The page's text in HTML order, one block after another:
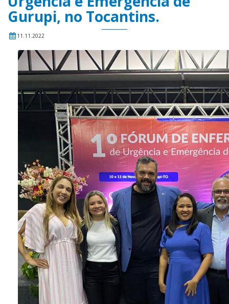
Gurupi, no Tocantins.
11.11.2022